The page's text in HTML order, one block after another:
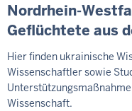
Nordrhein-
Geflüchtete aus
Hier finden ukrainische
Wissenschaftler sowie
Wissenschaft.